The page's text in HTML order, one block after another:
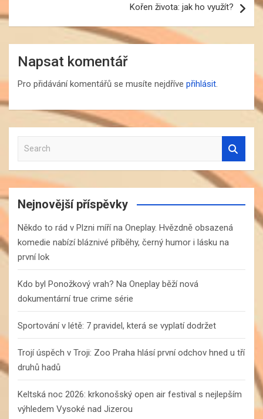
Kořen života: jak ho využít?
Napsat komentář
Pro přidávání komentářů se musíte nejdříve přihlásit.
a
r
c
Nejnovější příspěvky
Někdo to rád v Plzni míří na Oneplay. Hvězdně obsazená
komedie nabízí bláznivé příběhy, černý humor i lásku na
první lok
Kdo byl Ponožkový vrah? Na Oneplay běží nová
dokumentární true crime série
Sportování v létě: 7 pravidel, která se vyplatí dodržet
Trojí úspěch v Troji: Zoo Praha hlásí první odchov hned u tří
druhů hadů
Keltská noc 2026: krkonošský open air festival s nejlepším
výhledem Vysoké nad Jizerou